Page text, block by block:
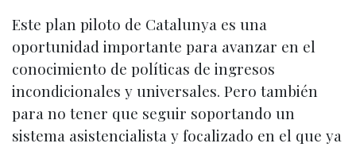
Este plan piloto de Catalunya es una
oportunidad importante para avanzar en el
conocimiento de políticas de ingresos
incondicionales y universales. Pero también
para no tener que seguir soportando un
sistema asistencialista y focalizado en el que ya